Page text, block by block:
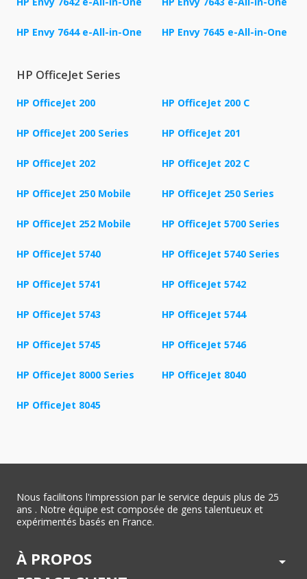
HP Envy 7644 e-All-in-One HP Envy 7645 e-All-in-One
HP OfficeJet Series
HP OfficeJet 200 HP OfficeJet 200 C
HP OfficeJet 200 Series HP OfficeJet 201
HP OfficeJet 202 HP OfficeJet 202 C
HP OfficeJet 250 Mobile HP OfficeJet 250 Series
HP OfficeJet 252 Mobile HP OfficeJet 5700 Series
HP OfficeJet 5740 HP OfficeJet 5740 Series
HP OfficeJet 5741 HP OfficeJet 5742
HP OfficeJet 5743 HP OfficeJet 5744
HP OfficeJet 5745 HP OfficeJet 5746
HP OfficeJet 8000 Series HP OfficeJet 8040
HP OfficeJet 8045
Nous facilitons l'impression par le service depuis plus de 25
ans . Notre équipe est composée de gens talentueux et
expérimentés basés en France.
À PROPOS arrow_drop_down